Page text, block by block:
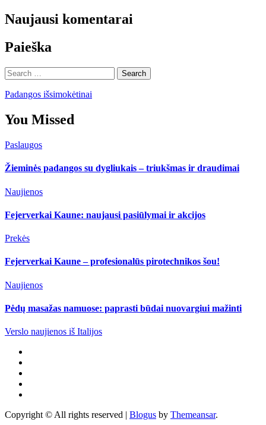
Naujausi komentarai
Paieška
Search
for:
Padangos išsimokėtinai
You Missed
Paslaugos
Žieminės padangos su dygliukais – triukšmas ir draudimai
Naujienos
Fejerverkai Kaune: naujausi pasiūlymai ir akcijos
Prekės
Fejerverkai Kaune – profesionalūs pirotechnikos šou!
Naujienos
Pėdų masažas namuose: paprasti būdai nuovargiui mažinti
Verslo naujienos iš Italijos
Copyright © All rights reserved | Blogus by Themeansar.